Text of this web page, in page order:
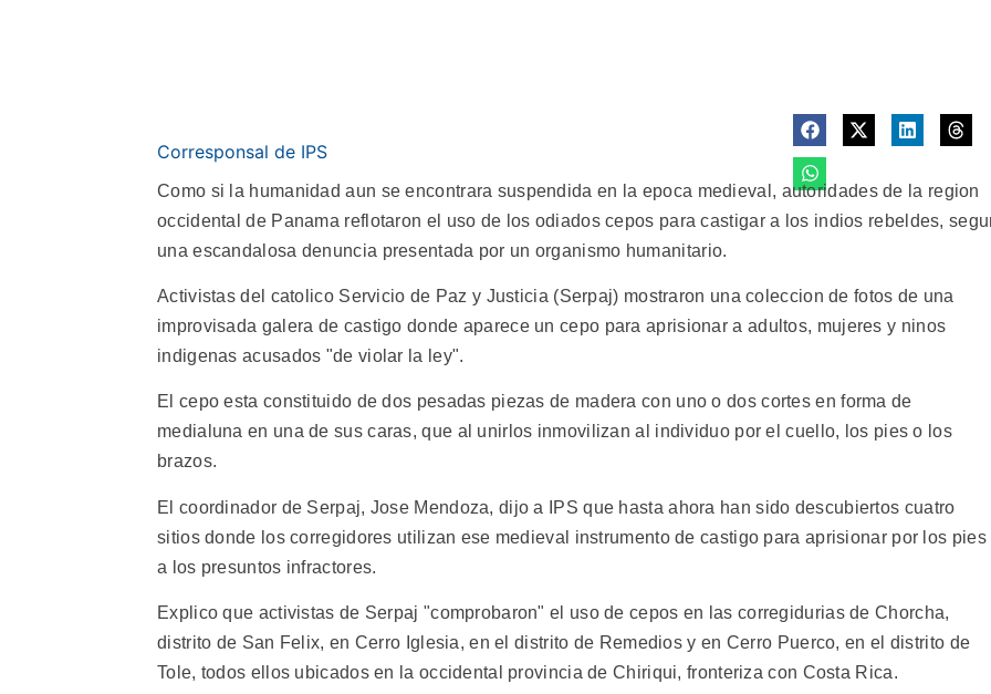
Corresponsal de IPS
Como si la humanidad aun se encontrara suspendida en la epoca medieval, autoridades de la region
occidental de Panama reflotaron el uso de los odiados cepos para castigar a los indios rebeldes,
una escandalosa denuncia presentada por un organismo humanitario.
Activistas del catolico Servicio de Paz y Justicia (Serpaj) mostraron una coleccion de fotos de una
improvisada galera de castigo donde aparece un cepo para aprisionar a adultos, mujeres y ninos
indigenas acusados "de violar la ley".
El cepo esta constituido de dos pesadas piezas de madera con uno o dos cortes en forma de
medialuna en una de sus caras, que al unirlos inmovilizan al individuo por el cuello, los pies o los
brazos.
El coordinador de Serpaj, Jose Mendoza, dijo a IPS que hasta ahora han sido descubiertos cuatro
sitios donde los corregidores utilizan ese medieval instrumento de castigo para aprisionar por los pies
a los presuntos infractores.
Explico que activistas de Serpaj "comprobaron" el uso de cepos en las corregidurias de Chorcha,
distrito de San Felix, en Cerro Iglesia, en el distrito de Remedios y en Cerro Puerco, en el distrito de
Tole, todos ellos ubicados en la occidental provincia de Chiriqui, fronteriza con Costa Rica.